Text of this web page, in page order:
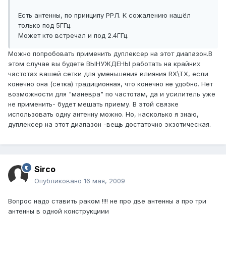
Есть антенны, по принципу РРЛ. К сожалению нашёл
только под 5ГГц.
Может кто встречал и под 2.4ГГц.
Можно попробовать применить дуплексер на этот диапазон.В
этом случае вы будете ВЫНУЖДЕНЫ работать на крайних
частотах вашей сетки для уменьшения влияния RX\TX, если
конечно она (сетка) традиционная, что конечно не удобно. Нет
возможности для "маневра" по частотам, да и усилитель уже
не применить- будет мешать приему. В этой связке
использовать одну антенну можно. Но, насколько я знаю,
дуплексер на этот диапазон -вещь достаточно экзотическая.
Sirco
Опубликовано 16 мая, 2009
Вопрос надо ставить раком !!!! не про две антенны а про три
антенны в одной конструкциии